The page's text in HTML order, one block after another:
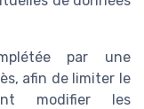
par une
afin de limiter le
modifier les